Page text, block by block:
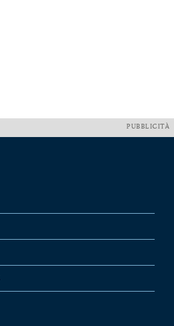
PUBBLICITÀ